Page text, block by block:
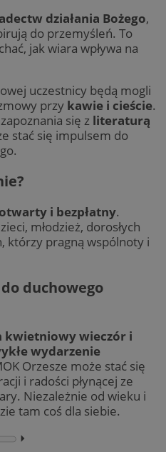
działania Bożego,
do przemyśleń. To
jak wiara wpływa na
uczestnicy będą mogli
przy kawie i cieście.
się z literaturą
stać się impulsem do
otwarty i bezpłatny.
młodzież, dorosłych
którzy pragną wspólnoty i
duchowego
kwietniowy wieczór i
wydarzenie
Orzesze może stać się
i radości płynącej ze
Niezależnie od wieku i
tam coś dla siebie.
⏵︎